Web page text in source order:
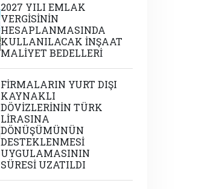
2027 YILI EMLAK
VERGİSİNİN
HESAPLANMASINDA
KULLANILACAK İNŞAAT
MALİYET BEDELLERİ
FİRMALARIN YURT DIŞI
KAYNAKLI
DÖVİZLERİNİN TÜRK
LİRASINA
DÖNÜŞÜMÜNÜN
DESTEKLENMESİ
UYGULAMASININ
SÜRESİ UZATILDI